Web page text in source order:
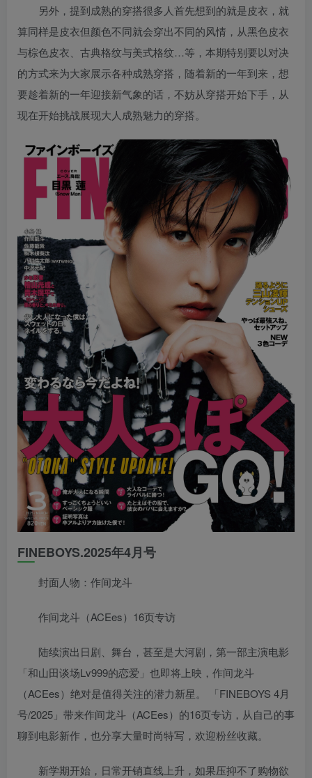
另外，提到成熟的穿搭很多人首先想到的就是皮衣，就
算同样是皮衣但颜色不同就会穿出不同的风情，从黑色皮衣
与棕色皮衣、古典格纹与美式格纹…等，本期特别要以对决
的方式来为大家展示各种成熟穿搭，随着新的一年到来，想
要趁着新的一年迎接新气象的话，不妨从穿搭开始下手，从
现在开始挑战展现大人成熟魅力的穿搭。
FINEBOYS.2025年4月号
封面人物：作间龙斗
作间龙斗（ACEes）16页专访
陆续演出日剧、舞台，甚至是大河剧，第一部主演电影
「和山田谈场Lv999的恋爱」也即将上映，作间龙斗
（ACEes）绝对是值得关注的潜力新星。 「FINEBOYS 4月
号/2025」带来作间龙斗（ACEes）的16页专访，从自己的事
聊到电影新作，也分享大量时尚特写，欢迎粉丝收藏。
新学期开始，日常开销直线上升，如果压抑不了购物欲